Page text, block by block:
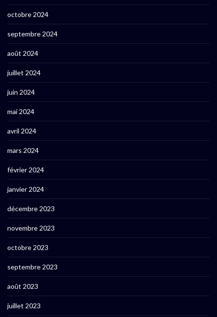
octobre 2024
septembre 2024
août 2024
juillet 2024
juin 2024
mai 2024
avril 2024
mars 2024
février 2024
janvier 2024
décembre 2023
novembre 2023
octobre 2023
septembre 2023
août 2023
juillet 2023